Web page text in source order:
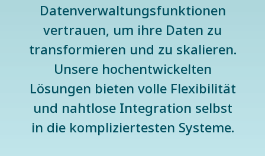
Datenverwaltungsfunktionen
vertrauen, um ihre Daten zu
transformieren und zu skalieren.
Unsere hochentwickelten
Lösungen bieten volle Flexibilität
und nahtlose Integration selbst
in die kompliziertesten Systeme.